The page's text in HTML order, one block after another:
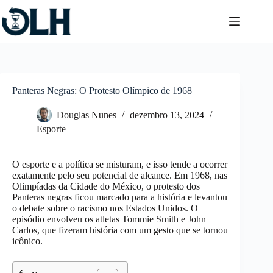
Pular
para
o
conteúdo
Panteras Negras: O Protesto Olímpico de 1968
Douglas Nunes
dezembro 13, 2024
Esporte
O esporte e a política se misturam, e isso tende a ocorrer
exatamente pelo seu potencial de alcance. Em 1968, nas
Olimpíadas da Cidade do México, o protesto dos
Panteras negras ficou marcado para a história e levantou
o debate sobre o racismo nos Estados Unidos. O
episódio envolveu os atletas Tommie Smith e John
Carlos, que fizeram história com um gesto que se tornou
icônico.